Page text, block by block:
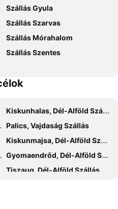
Szállás Gyula
Szállás Szarvas
Szállás Mórahalom
Szállás Szentes
Kiskunhalas, Dél-Alföld Szállás
Palics, Vajdaság Szállás
Kiskunmajsa, Dél-Alföld Szállás
Gyomaendrőd, Dél-Alföld Szállás
Tiszaug, Dél-Alföld Szállás